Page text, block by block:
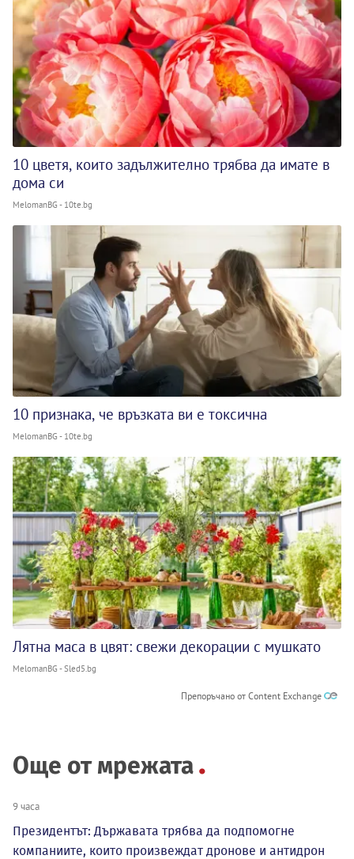
10 цветя, които задължително трябва да имате в
дома си
MelomanBG - 10te.bg
10 признака, че връзката ви е токсична
MelomanBG - 10te.bg
Лятна маса в цвят: свежи декорации с мушкато
MelomanBG - Sled5.bg
Препоръчано от Content Exchange
Още от мрежата
9 часа
Президентът: Държавата трябва да подпомогне
компаниите, които произвеждат дронове и антидрон